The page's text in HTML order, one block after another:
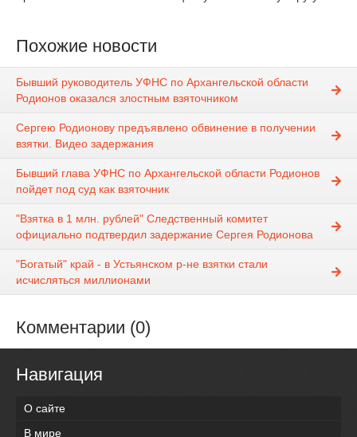
Похожие новости
Бывший руководитель УФНС по Архангельской области
Родионов оказался злостным взяточником
Сергею Родионову предъявлено обвинение в получении
взятки. Видео задержания
Бывший глава УФНС по Архангельской области Родионов
пойдет под суд как взяточник
"Взятка в 1 млн. рублей" Следственный комитет
официально подтвердил задержание Сергея Родионова
"Богатый" край - в Устьянском р-не взятки стали
исчисляться миллионами
Комментарии (0)
Навигация
О сайте
В мире